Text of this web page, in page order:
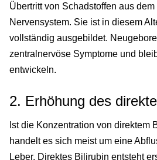
Übertritt von Schadstoffen aus
Nervensystem. Sie ist in diesem
vollständig ausgebildet.
zentralnervöse Symptome und
entwickeln.
2. Erhöhung des
Ist die Konzentration von direktem
handelt es sich meist um eine
Leber. Direktes Bilirubin entsteht